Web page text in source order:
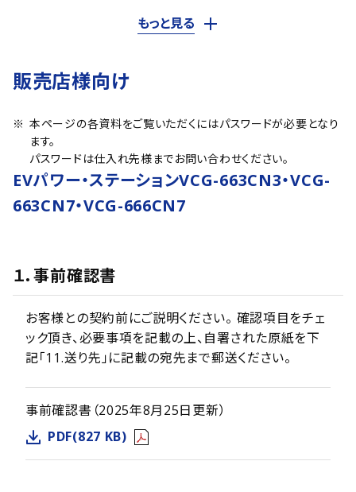
もっと見る
販売店様向け
本ページの各資料をご覧いただくにはパスワードが必要となり
ます。
パスワードは仕入れ先様までお問い合わせください。
EVパワー・ステーションVCG-663CN3・VCG-
663CN7・VCG-666CN7
１．事前確認書
お客様との契約前にご説明ください。 確認項目をチェ
ック頂き、必要事項を記載の上、自署された原紙を下
記「11.送り先」に記載の宛先まで郵送ください。
事前確認書（2025年8月25日更新）
PDF(827 KB)